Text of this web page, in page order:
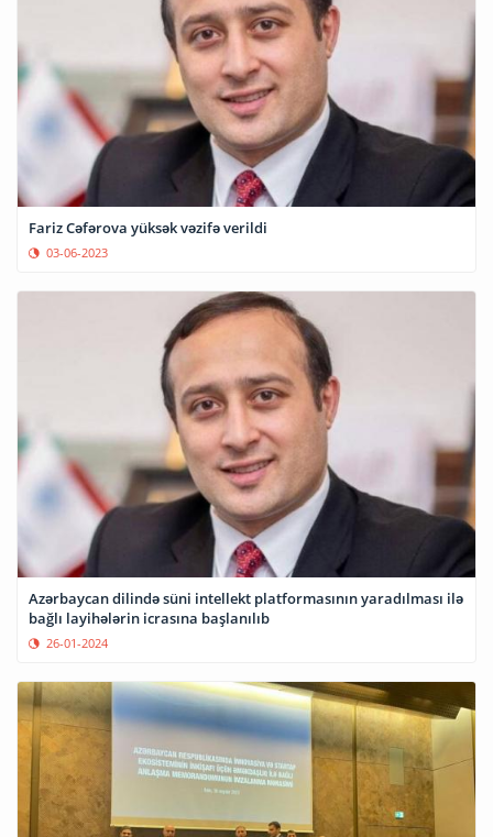
Fariz Cəfərova yüksək vəzifə verildi
03-06-2023
Azərbaycan dilində süni intellekt platformasının yaradılması ilə
bağlı layihələrin icrasına başlanılıb
26-01-2024